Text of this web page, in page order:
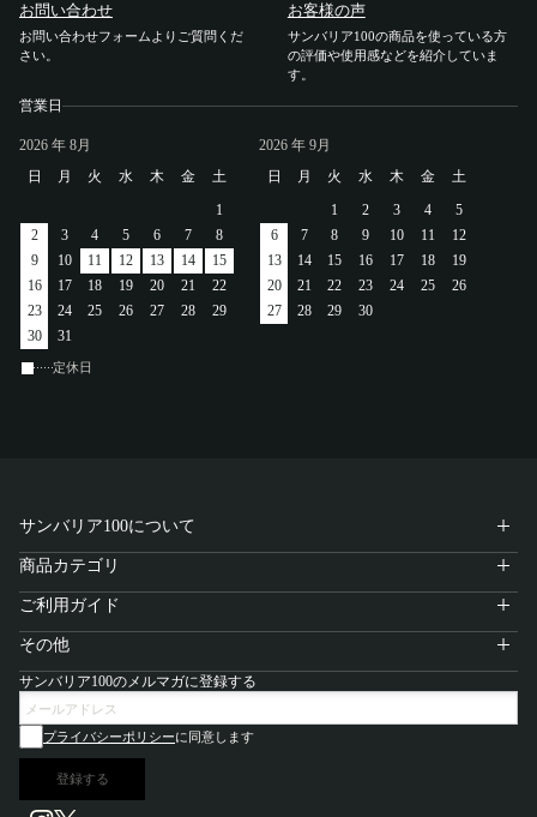
交換・返品
修理 ・保証
ギフト用ラッピング
よくあるご質問・お問い合わせ
ログイン / 新規登録
プライバシーポリシー
サイトポリシー
お問い合わせ
お問い合わせフォームよりご質問くだ
さい。
お客様の声
サンバリア100の商品を使っている方
の評価や使用感などを紹介していま
す。
営業日
2026 年 8月
日
月 火 水 木 金
土
1
2
3 4 5 6 7
8
9
10 11 12 13 14
15
16
17 18 19 20 21
22
23
24 25 26 27 28
29
30
31
2026 年 9月
日
月 火 水 木 金
土
1
2 3 4
5
6
7 8 9 10 11
12
13
14 15 16 17 18
19
20
21 22 23 24 25
26
27
28 29 30
定休日
サンバリア100について
商品カテゴリ
ご利用ガイド
その他
サンバリア100のメルマガに登録する
プライバシーポリシーに同意します
登録する